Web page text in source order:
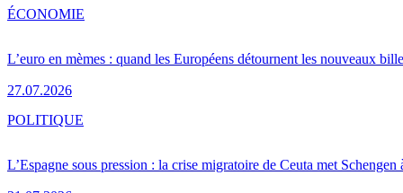
L’euro en mèmes : quand les Européens détournent les nouveaux
27.07.2026
ÉCONOMIE
L’Espagne sous pression : la crise migratoire de Ceuta met Schengen
POLITIQUE